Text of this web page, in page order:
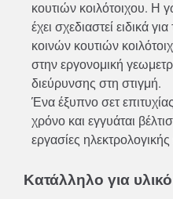
κουτιών κοιλότοιχου. Η
έχει σχεδιαστεί ειδικά
κοινών κουτιών
στην εργονομική
διεύρυνσης στη στιγμή.
Ένα έξυπνο σετ
χρόνο και εγγυάται
εργασίες
Κατάλληλο για υλικό